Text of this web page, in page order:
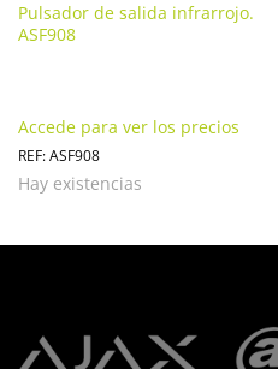
Pulsador de salida infrarrojo.
ASF908
Accede para ver los precios
REF: ASF908
Hay existencias